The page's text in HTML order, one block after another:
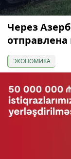
Через
ЭКОНОМИКА